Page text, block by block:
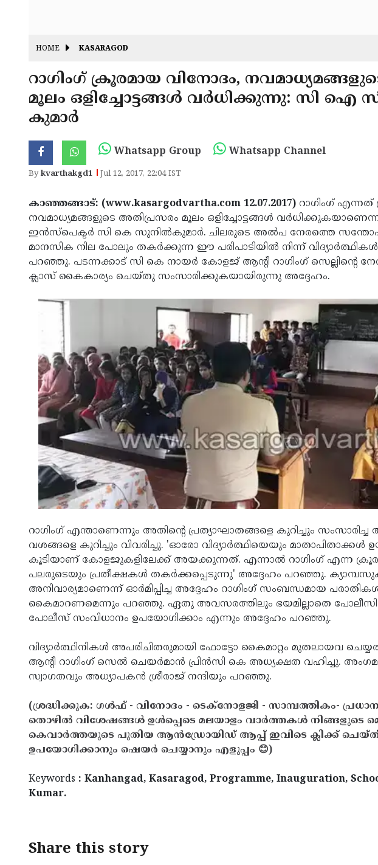
HOME KASARAGOD
റാഗിംഗ് ക്രൂരമായ വിനോദം,
മൂലം ഒളിച്ചോട്ടങ്ങള്‍ വര്‍ധിക്കുന്നു: സി ഐ
കുമാര്‍
Whatsapp Group Whatsapp Channel
Bykvarthakgd1 Jul 12, 2017, 22:04 IST
കാഞ്ഞങ്ങാട്: (www.kasargodvartha.com 12.07.2017) റാഗിംഗ്
നവമാധ്യമങ്ങളുടെ അതിപ്രസരം മൂലം ഒളിച്ചോട്ടങ്ങള്‍
ഇന്‍സ്‌പെക്ടര്‍ സി കെ സുനില്‍കുമാര്‍. ചിലരുടെ അല്‍പ നേരത്തെ
മാനസിക നില പോലും തകര്‍ക്കുന്ന ഈ പരിപാടിയില്‍ നിന്ന്
പറഞ്ഞു. പടന്നക്കാട് സി കെ നായര്‍ കോളജ് ആന്റി റാഗിംഗ് സെല്ലിന്റെ
ക്ലാസ് കൈകാര്യം ചെയ്തു സംസാരിക്കുകയായിരുന്നു അദ്ദേഹം.
റാഗിംഗ് എന്താണെന്നും അതിന്റെ പ്രത്യാഘാതങ്ങളെ കുറിച്ചും സംസാരിച്ച
വശങ്ങളെ കുറിച്ചും വിവരിച്ചു. 'ഓരോ വിദ്യാര്‍ത്ഥിയെയും മാതാപിതാക്കള്‍
കൂടിയാണ് കോളജുകളിലേക്ക് അയക്കുന്നത്. എന്നാല്‍ റാഗിംഗ് എന്ന
പലരുടെയും പ്രതീക്ഷകള്‍ തകര്‍ക്കപ്പെടുന്നു' അദ്ദേഹം പറഞ്ഞു.
അനിവാര്യമാണെന്ന് ഓര്‍മിപ്പിച്ച അദ്ദേഹം റാഗിംഗ് സംബന്ധമായ
കൈമാറണമെന്നും പറഞ്ഞു. ഏതു അവസരത്തിലും ഭയമില്ലാതെ
പോലീസ് സംവിധാനം ഉപയോഗിക്കാം എന്നും അദ്ദേഹം പറഞ്ഞു.
വിദ്യാര്‍ത്ഥിനികള്‍ അപരിചിതരുമായി ഫോട്ടോ കൈമാറ്റം മുതലായവ
ആന്റി റാഗിംഗ് സെല്‍ ചെയര്‍മാന്‍ പ്രിന്‍സി കെ അധ്യക്ഷത വഹിച്ചു.
സ്വാഗതവും അധ്യാപകന്‍ ശ്രീരാജ് നന്ദിയും പറഞ്ഞു.
(ശ്രദ്ധിക്കുക: ഗൾഫ് - വിനോദം - ടെക്നോളജി - സാമ്പത്തികം- പ്രധാന
തൊഴിൽ വിശേഷങ്ങൾ ഉൾപ്പെടെ മലയാളം വാർത്തകൾ നിങ്ങളുടെ
കെവാർത്തയുടെ പുതിയ ആൻഡ്രോയിഡ് ആപ്പ് ഇവിടെ ക്ലിക്ക്
ഉപയോഗിക്കാനും ഷെയർ ചെയ്യാനും എളുപ്പം 😊)
Keywords : Kanhangad, Kasaragod, Programme, Inauguration,
Kumar.
Share this story